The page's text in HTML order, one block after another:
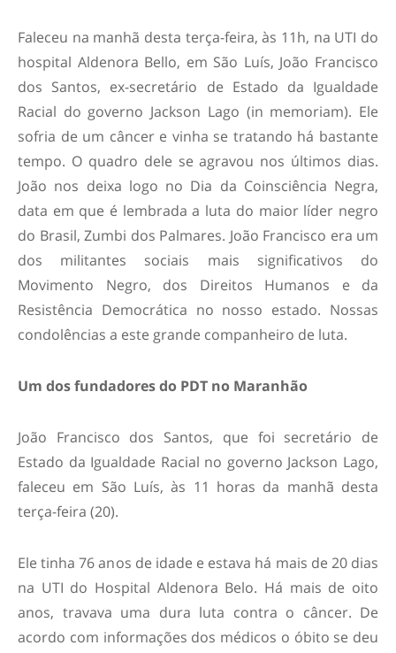
Faleceu na manhã desta terça-feira, às 11h, na UTI do
hospital Aldenora Bello, em São Luís, João Francisco
dos Santos, ex-secretário de Estado da Igualdade
Racial do governo Jackson Lago (in memoriam). Ele
sofria de um câncer e vinha se tratando há bastante
tempo. O quadro dele se agravou nos últimos dias.
João nos deixa logo no Dia da Coinsciência Negra,
data em que é lembrada a luta do maior líder negro
do Brasil, Zumbi dos Palmares. João Francisco era um
dos militantes sociais mais significativos do
Movimento Negro, dos Direitos Humanos e da
Resistência Democrática no nosso estado. Nossas
condolências a este grande companheiro de luta.
Um dos fundadores do PDT no Maranhão
João Francisco dos Santos, que foi secretário de
Estado da Igualdade Racial no governo Jackson Lago,
faleceu em São Luís, às 11 horas da manhã desta
terça-feira (20).
Ele tinha 76 anos de idade e estava há mais de 20 dias
na UTI do Hospital Aldenora Belo. Há mais de oito
anos, travava uma dura luta contra o câncer. De
acordo com informações dos médicos o óbito se deu